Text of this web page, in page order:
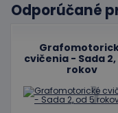
Odporúčané
cvičenia - Sada 2,
rokov